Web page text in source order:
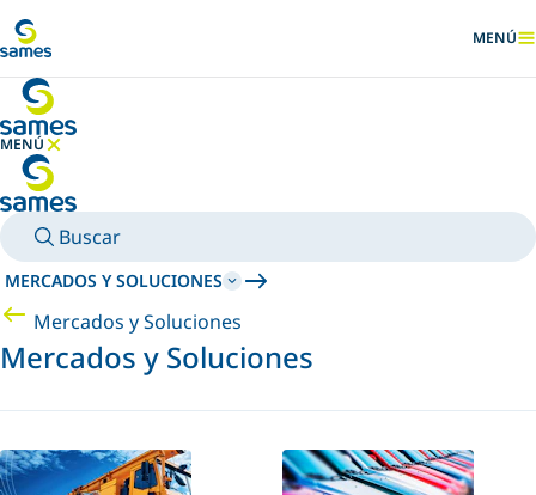
MENÚ
MENÚ
OCULTAR MENÚ
Buscar
MERCADOS Y SOLUCIONES
Mercados y Soluciones
Mercados y Soluciones